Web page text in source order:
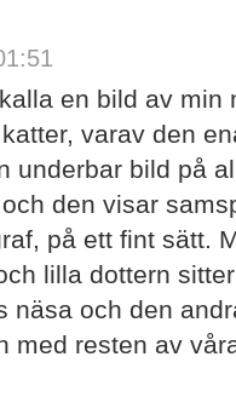
en bild av min
varav den
underbar bild på
den visar
på ett fint sätt.
lilla dottern
näsa och den
med resten av